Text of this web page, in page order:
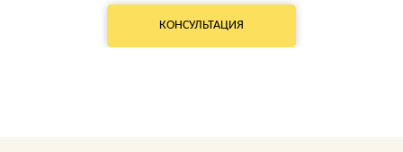
КОНСУЛЬТАЦИЯ